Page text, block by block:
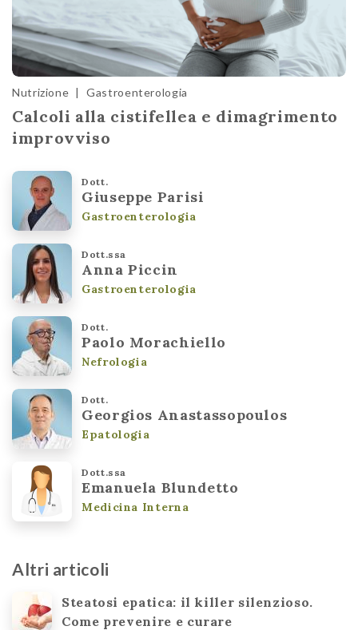
Nutrizione | Gastroenterologia
Calcoli alla cistifellea e dimagrimento
improvviso
Dott.
Giuseppe Parisi
Gastroenterologia
Dott.ssa
Anna Piccin
Gastroenterologia
Dott.
Paolo Morachiello
Nefrologia
Dott.
Georgios Anastassopoulos
Epatologia
Dott.ssa
Emanuela Blundetto
Medicina Interna
Altri articoli
Steatosi epatica: il killer silenzioso.
Come prevenire e curare